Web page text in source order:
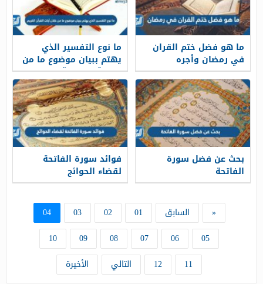
ما هو فضل ختم القران
في رمضان وأجره
ما نوع التفسير الذي
يهتم ببيان موضوع ما من
خلال آيات القرآن الكريم
بحث عن فضل سورة
الفاتحة
فوائد سورة الفاتحة
لقضاء الحوائج
« السابق 01
02
03
04
05
06
07
08
09
10
11
12 التالي الأخيرة